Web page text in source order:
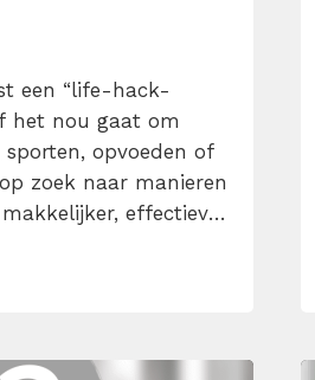
een “life-hack-
het nou gaat om
opvoeden of
zoek naar manieren
effectiever
en
die ‘practice what